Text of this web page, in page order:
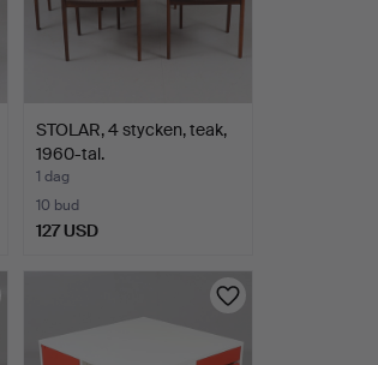
STOLAR, 4 stycken, teak,
1960-tal.
1 dag
10 bud
127 USD